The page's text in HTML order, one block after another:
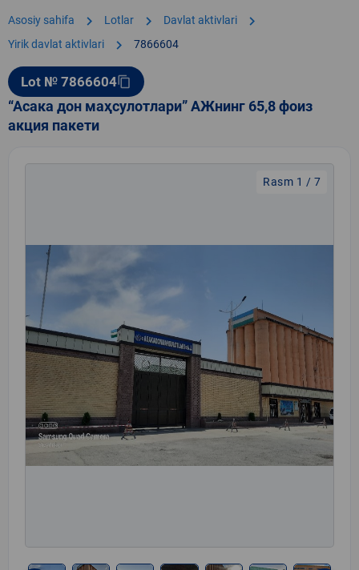
Asosiy sahifa chevron_right Lotlar chevron_right Davlat aktivlari chevron_right
Yirik davlat aktivlari chevron_right 7866604
Lot № 7866604content_copy
“Асака дон маҳсулотлари” АЖнинг 65,8 фоиз
акция пакети
Rasm 1 / 7